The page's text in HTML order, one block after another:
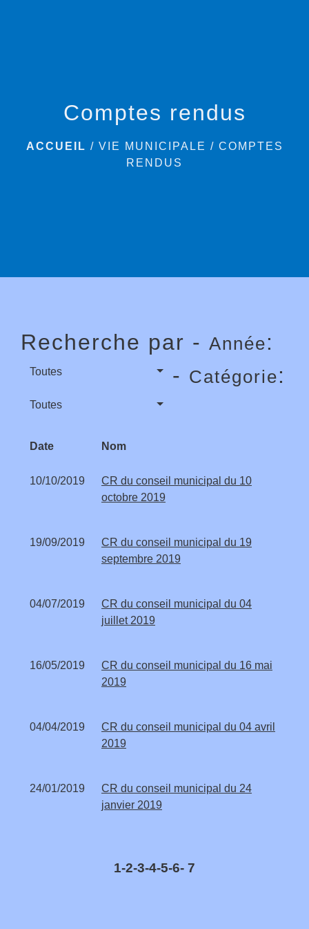
Comptes rendus
ACCUEIL / VIE MUNICIPALE / COMPTES
RENDUS
Recherche par - Année:
Toutes - Catégorie:
Toutes
Date Nom
10/10/2019
CR du conseil municipal du 10
octobre 2019
19/09/2019
CR du conseil municipal du 19
septembre 2019
04/07/2019
CR du conseil municipal du 04
juillet 2019
16/05/2019
CR du conseil municipal du 16 mai
2019
04/04/2019
CR du conseil municipal du 04 avril
2019
24/01/2019
CR du conseil municipal du 24
janvier 2019
1-2-3-4-5-6- 7